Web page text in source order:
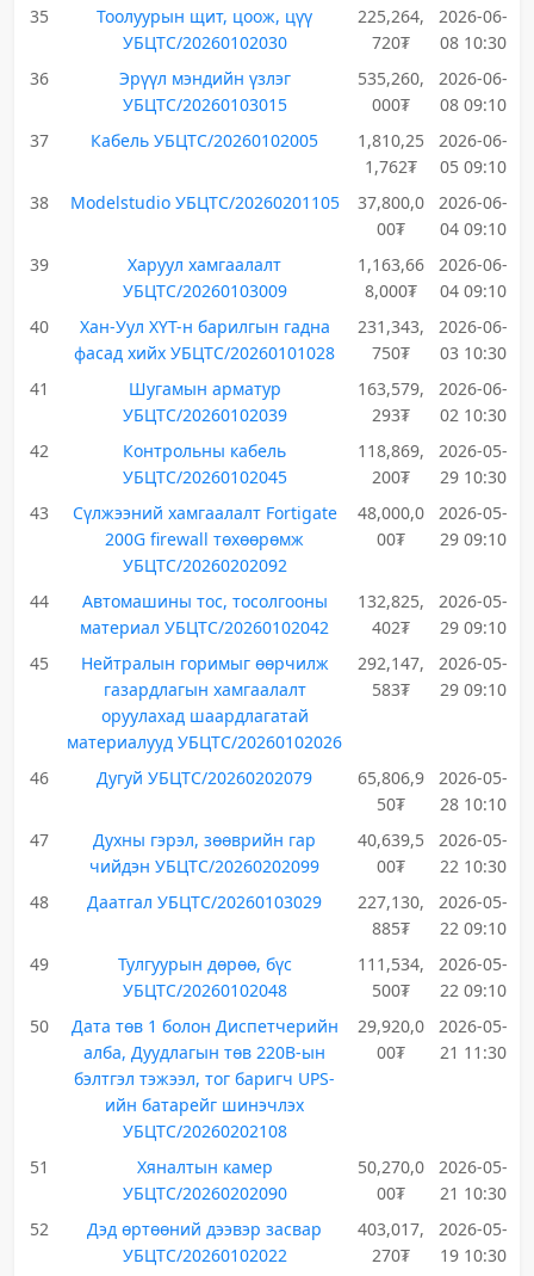
35
Тоолуурын щит, цоож, цүү
УБЦТС/20260102030
225,264,
720₮
2026-06-
08 10:30
36
Эрүүл мэндийн үзлэг
УБЦТС/20260103015
535,260,
000₮
2026-06-
08 09:10
37
Кабель УБЦТС/20260102005
1,810,25
1,762₮
2026-06-
05 09:10
38
Modelstudio УБЦТС/20260201105
37,800,0
00₮
2026-06-
04 09:10
39
Харуул хамгаалалт
УБЦТС/20260103009
1,163,66
8,000₮
2026-06-
04 09:10
40
Хан-Уул ХҮТ-н барилгын гадна
фасад хийх УБЦТС/20260101028
231,343,
750₮
2026-06-
03 10:30
41
Шугамын арматур
УБЦТС/20260102039
163,579,
293₮
2026-06-
02 10:30
42
Контрольны кабель
УБЦТС/20260102045
118,869,
200₮
2026-05-
29 10:30
43
Сүлжээний хамгаалалт Fortigate
200G firewall төхөөрөмж
УБЦТС/20260202092
48,000,0
00₮
2026-05-
29 09:10
44
Автомашины тос, тосолгооны
материал УБЦТС/20260102042
132,825,
402₮
2026-05-
29 09:10
45
Нейтралын горимыг өөрчилж
газардлагын хамгаалалт
оруулахад шаардлагатай
материалууд УБЦТС/20260102026
292,147,
583₮
2026-05-
29 09:10
46 Дугуй УБЦТС/20260202079
65,806,9
50₮
2026-05-
28 10:10
47
Духны гэрэл, зөөврийн гар
чийдэн УБЦТС/20260202099
40,639,5
00₮
2026-05-
22 10:30
48
Даатгал УБЦТС/20260103029
227,130,
885₮
2026-05-
22 09:10
49
Тулгуурын дөрөө, бүс
УБЦТС/20260102048
111,534,
500₮
2026-05-
22 09:10
50
Дата төв 1 болон Диспетчерийн
алба, Дуудлагын төв 220В-ын
бэлтгэл тэжээл, тог баригч UPS-
ийн батарейг шинэчлэх
УБЦТС/20260202108
29,920,0
00₮
2026-05-
21 11:30
51
Хяналтын камер
УБЦТС/20260202090
50,270,0
00₮
2026-05-
21 10:30
52
Дэд өртөөний дээвэр засвар
УБЦТС/20260102022
403,017,
270₮
2026-05-
19 10:30